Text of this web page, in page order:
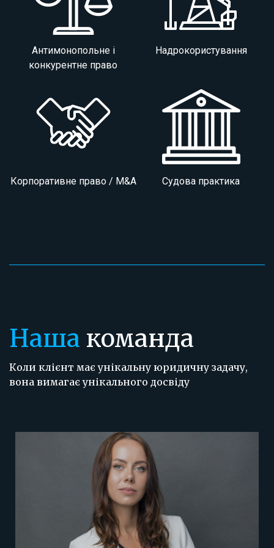
Антимонопольне і
конкурентне право
Надрокористування
Корпоративне право / M&A Судова практика
Наша команда
Коли клієнт має унікальну юридичну задачу,
вона вимагає унікального досвіду